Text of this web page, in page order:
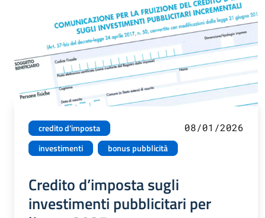
credito d'imposta
investimenti
bonus pubblicità
08/01/2026
Credito d’imposta sugli
investimenti pubblicitari per